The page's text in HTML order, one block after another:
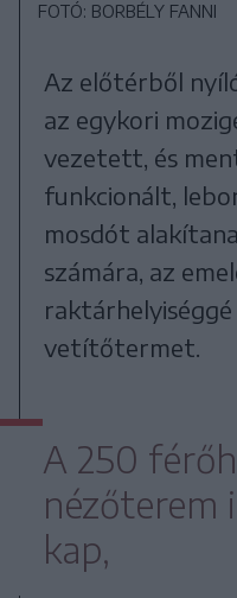
FOTÓ: BORBÉLY FANNI
Az előtérből
az egykori
vezetett, és
funkcionált,
mosdót
számára, az
vetítőtermet.
A 250
nézőterem
kap,